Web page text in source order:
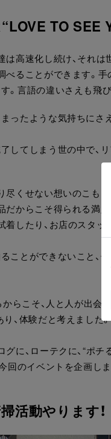
“LOVE TO SEE
は高速化し続け、それ
べることができます。
。言語の違いさえも飛
ったような気持ちにさ
してしまう世の中で、
尽くせない想いのこも
だからこそ得られる満足
着したり、お店のスタ
ことができないこと、
からこそ、人と人が出
、体験だと考えました。
に、ローテクに、“ポ
回のイベントを企画しま
活動やります！